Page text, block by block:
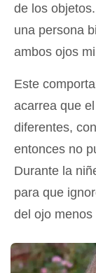
de los
una persona
ambos ojos
Este
acarrea que el
diferentes,
entonces no
Durante la
para que
del ojo menos